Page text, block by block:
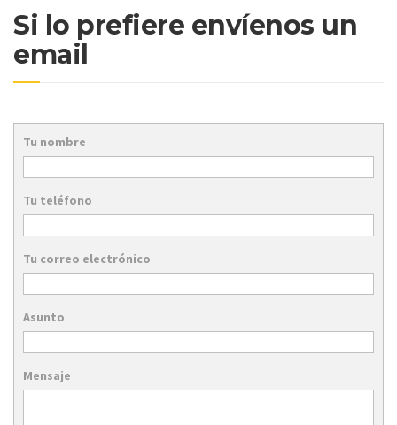
Si lo prefiere envíenos un
email
Tu nombre
Tu teléfono
Tu correo electrónico
Asunto
Mensaje